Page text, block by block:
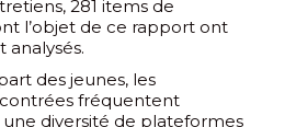
281 items de
l’objet de ce rapport ont
analysés.
des jeunes, les
fréquentent
diversité de plateformes